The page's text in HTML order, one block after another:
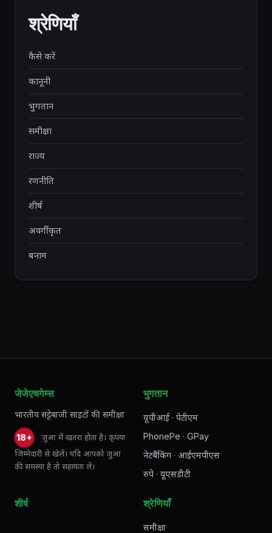
श्रेणियाँ
कैसे करें
कानूनी
भुगतान
समीक्षा
राज्य
रणनीति
शीर्ष
अवर्गीकृत
बनाम
जेजेएचगेम्स
भारतीय सट्टेबाजी साइटों की समीक्षा
18+
जुआ में खतरा होता है। कृपया
जिम्मेदारी से खेलें। यदि आपको जुआ
की समस्या है तो सहायता लें।
भुगतान
यूपीआई · पेटीएम
PhonePe · GPay
नेटबैंकिंग · आईएमपीएस
रुपे · यूएसडीटी
शीर्ष श्रेणियाँ
समीक्षा